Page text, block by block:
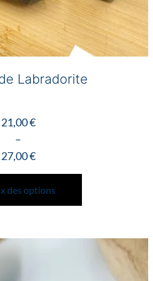
Labradorite
21,00€
–
27,00€
Plage
de
prix :
à
des options
Ce
a
variations.
options